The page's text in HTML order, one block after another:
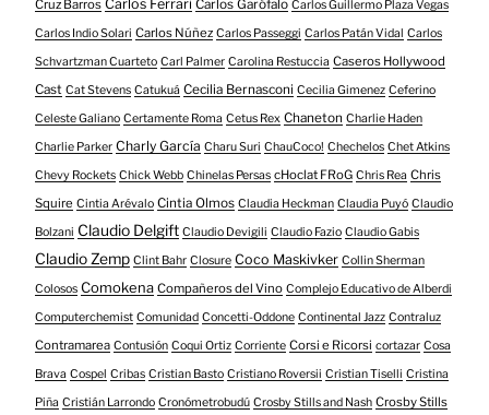
Cruz Barros Carlos Ferrari Carlos Garófalo Carlos Guillermo Plaza Vegas
Carlos Indio Solari Carlos Núñez Carlos Passeggi Carlos Patán Vidal Carlos
Schvartzman Cuarteto Carl Palmer Carolina Restuccia Caseros Hollywood
Cast Cat Stevens Catukuá Cecilia Bernasconi Cecilia Gimenez Ceferino
Celeste Galiano Certamente Roma Cetus Rex Chaneton Charlie Haden
Charlie Parker Charly García Charu Suri ChauCoco! Chechelos Chet Atkins
Chevy Rockets Chick Webb Chinelas Persas cHoclat FRoG Chris Rea Chris
Squire Cintia Arévalo Cintia Olmos Claudia Heckman Claudia Puyó Claudio
Bolzani Claudio Delgift Claudio Devigili Claudio Fazio Claudio Gabis
Claudio Zemp Clint Bahr Closure Coco Maskivker Collin Sherman
Colosos Comokena Compañeros del Vino Complejo Educativo de Alberdi
Computerchemist Comunidad Concetti-Oddone Continental Jazz Contraluz
Contramarea Contusión Coqui Ortiz Corriente Corsi e Ricorsi cortazar Cosa
Brava Cospel Cribas Cristian Basto Cristiano Roversii Cristian Tiselli Cristina
Piña Cristián Larrondo Cronómetrobudú Crosby Stills and Nash Crosby Stills